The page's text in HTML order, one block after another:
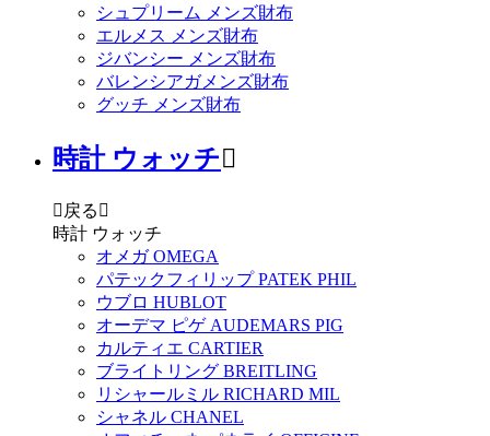
シュプリーム メンズ財布
エルメス メンズ財布
ジバンシー メンズ財布
バレンシアガメンズ財布
グッチ メンズ財布
時計 ウォッチ
 戻る 
時計 ウォッチ
オメガ OMEGA
パテックフィリップ PATEK PHIL
ウブロ HUBLOT
オーデマ ピゲ AUDEMARS PIG
カルティエ CARTIER
ブライトリング BREITLING
リシャールミル RICHARD MIL
シャネル CHANEL